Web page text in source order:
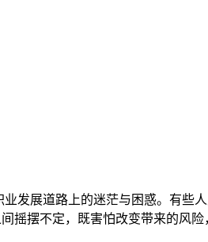
发展道路上的迷茫与困惑。有
摇摆不定，既害怕改变带来的风险